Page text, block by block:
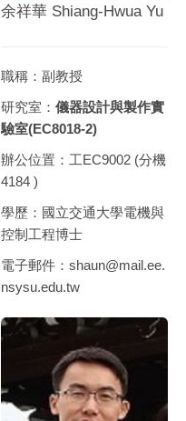
余祥華 Shiang-Hwua Yu
職稱：副教授
研究室： 儀器設計與製作實
驗室(EC8018-2)
辦公位置：工EC9002 (分機
4184 )
學歷：國立交通大學電機與
控制工程博士
電子郵件： shaun@mail.ee.
nsysu.edu.tw